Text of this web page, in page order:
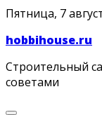
Skip
content
Пятница, 7
hobbihouse.ru
Строительный
советами